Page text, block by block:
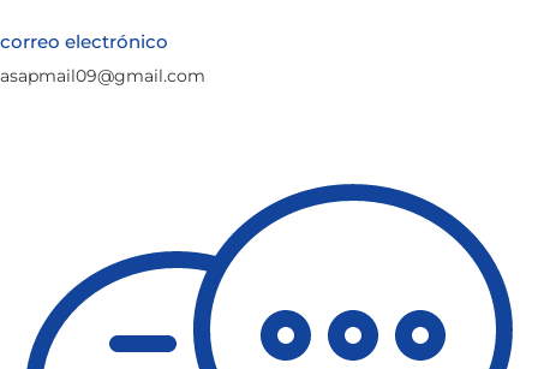
correo electrónico
asapmail09@gmail.com